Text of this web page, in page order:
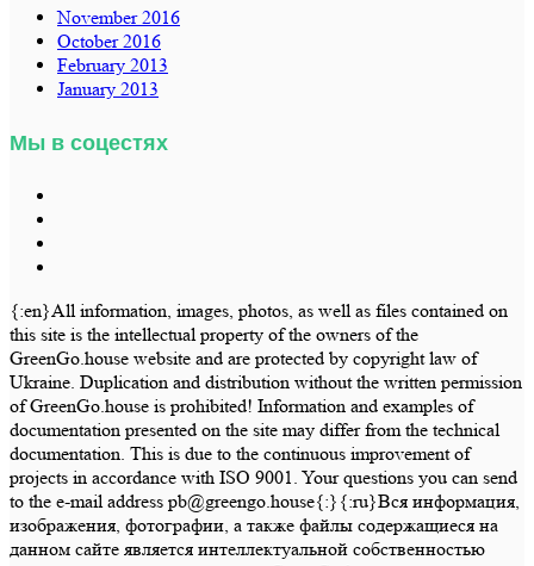
November 2016
October 2016
February 2013
January 2013
Мы в соцестях
{:en}All information, images, photos, as well as files contained on
this site is the intellectual property of the owners of the
GreenGo.house website and are protected by copyright law of
Ukraine. Duplication and distribution without the written permission
of GreenGo.house is prohibited! Information and examples of
documentation presented on the site may differ from the technical
documentation. This is due to the continuous improvement of
projects in accordance with ISO 9001. Your questions you can send
to the e-mail address pb@greengo.house{:}{:ru}Вся информация,
изображения, фотографии, а также файлы содержащиеся на
данном сайте является интеллектуальной собственностью